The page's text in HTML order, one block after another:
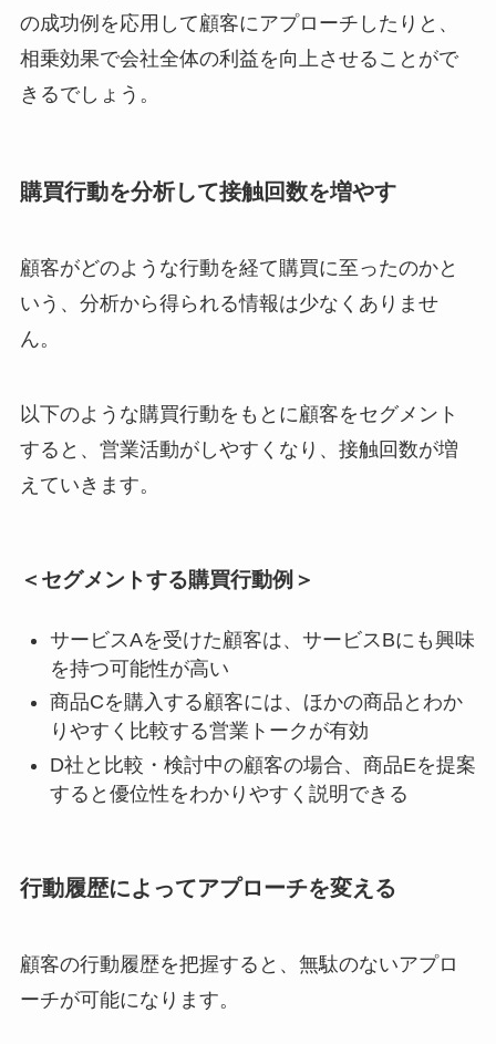
の成功例を応用して顧客にアプローチしたりと、
相乗効果で会社全体の利益を向上させることがで
きるでしょう。
購買行動を分析して接触回数を増やす
顧客がどのような行動を経て購買に至ったのかと
いう、分析から得られる情報は少なくありませ
ん。
以下のような購買行動をもとに顧客をセグメント
すると、営業活動がしやすくなり、接触回数が増
えていきます。
＜セグメントする購買行動例＞
サービスAを受けた顧客は、サービスBにも興味
を持つ可能性が高い
商品Cを購入する顧客には、ほかの商品とわか
りやすく比較する営業トークが有効
D社と比較・検討中の顧客の場合、商品Eを提案
すると優位性をわかりやすく説明できる
行動履歴によってアプローチを変える
顧客の行動履歴を把握すると、無駄のないアプロ
ーチが可能になります。